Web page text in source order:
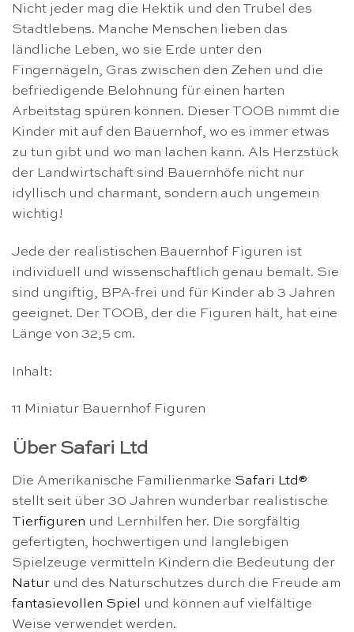
Nicht jeder mag die Hektik und den Trubel des
Stadtlebens. Manche Menschen lieben das
ländliche Leben, wo sie Erde unter den
Fingernägeln, Gras zwischen den Zehen und die
befriedigende Belohnung für einen harten
Arbeitstag spüren können. Dieser TOOB nimmt die
Kinder mit auf den Bauernhof, wo es immer etwas
zu tun gibt und wo man lachen kann. Als Herzstück
der Landwirtschaft sind Bauernhöfe nicht nur
idyllisch und charmant, sondern auch ungemein
wichtig!
Jede der realistischen Bauernhof Figuren ist
individuell und wissenschaftlich genau bemalt. Sie
sind ungiftig, BPA-frei und für Kinder ab 3 Jahren
geeignet. Der TOOB, der die Figuren hält, hat eine
Länge von 32,5 cm.
Inhalt:
11 Miniatur Bauernhof Figuren
Über Safari Ltd
Die Amerikanische Familienmarke Safari Ltd®
stellt seit über 30 Jahren wunderbar realistische
Tierfiguren und Lernhilfen her. Die sorgfältig
gefertigten, hochwertigen und langlebigen
Spielzeuge vermitteln Kindern die Bedeutung der
Natur und des Naturschutzes durch die Freude am
fantasievollen Spiel
und können auf vielfältige
Weise verwendet werden.